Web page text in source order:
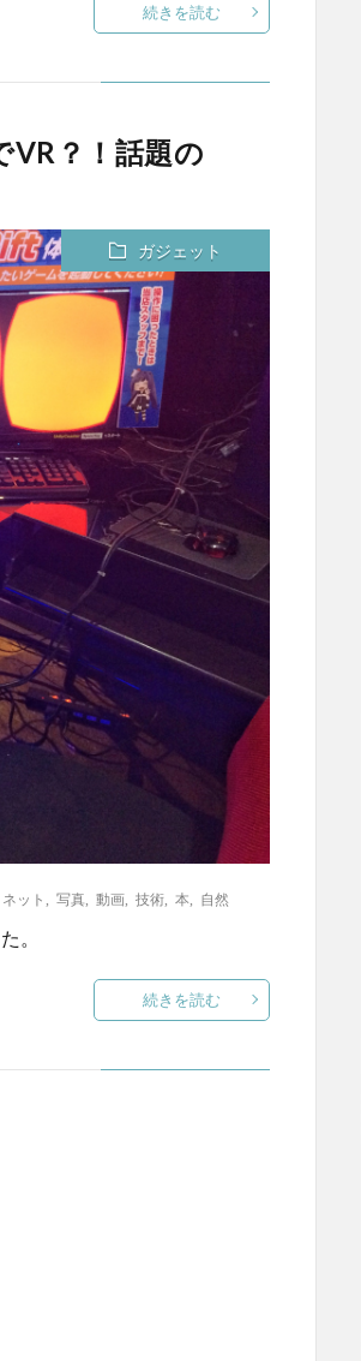
続きを読む
VR？！話題の
ガジェット
ネット 写真 動画 技術 本 自然
。
続きを読む